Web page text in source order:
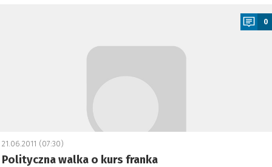
0
21.06.2011 (07:30)
Polityczna walka o kurs franka